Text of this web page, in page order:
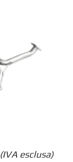
(IVA esclusa)